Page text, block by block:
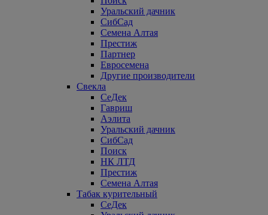
Уральский дачник
СибСад
Семена Алтая
Престиж
Партнер
Евросемена
Другие производители
Свекла
СеДек
Гавриш
Аэлита
Уральский дачник
СибСад
Поиск
НК ЛТД
Престиж
Семена Алтая
Табак курительный
СеДек